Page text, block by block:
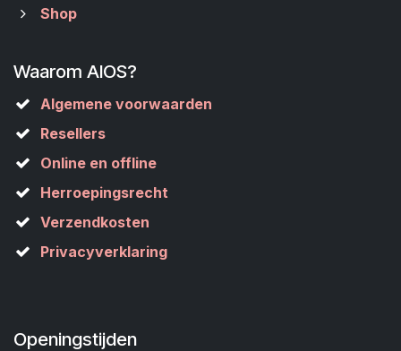
Shop
Waarom AIOS?
Algemene voorwaarden
Resellers
Online en offline
Herroepingsrecht
Verzendkosten
Privacyverklaring
Openingstijden